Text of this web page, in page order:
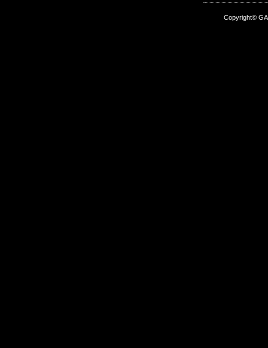
Copyright©